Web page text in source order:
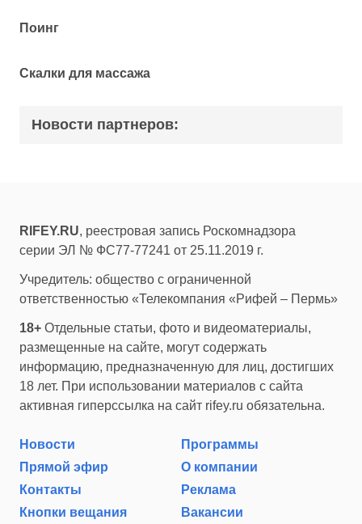
Поинг
Скалки для массажа
Новости партнеров:
RIFEY.RU, реестровая запись Роскомнадзора
серии ЭЛ № ФС77-77241 от 25.11.2019 г.
Учредитель: общество с ограниченной
ответственностью «Телекомпания «Рифей – Пермь»
18+ Отдельные статьи, фото и видеоматериалы,
размещенные на сайте, могут содержать
информацию, предназначенную для лиц, достигших
18 лет. При использовании материалов с сайта
активная гиперссылка на сайт rifey.ru обязательна.
Новости
Программы
Прямой эфир
О компании
Контакты
Реклама
Кнопки вещания
Вакансии